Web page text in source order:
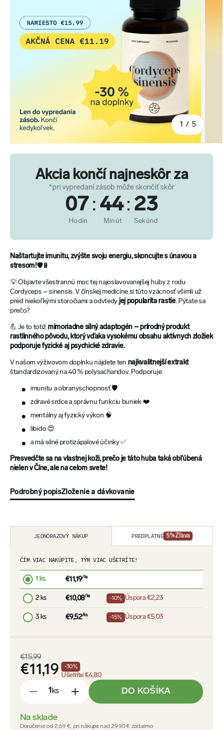
1 / z
5
Akcia končí najneskôr za
*pri vypredaní zásob môže skončiť skôr
07 : 44: 22
Hodín Minút Sekúnd
Naštartujte imunitu, zvýšte svoju energiu, skoncujte s únavou a
stresom!️🛡️🔋
💡 Objavte všestrannú moc tej najoslavovanejšej huby z rodu
Cordyceps – sinensis. V čínskej medicíne si túto vzácnosť všimli už
pred niekoľkými storočiami a odvtedy jej popularita rastie. Pýtate sa
prečo?
💪 Je to totiž mimoriadne silný adaptogén – prírodný produkt
rastlinného pôvodu, ktorý vďaka vysokému obsahu aktívnych zložiek
podporuje fyzické aj psychické zdravie.
V našom výživovom doplnku nájdete ten najkvalitnejší extrakt
štandardizovaný na 40 % polysacharidov. Podporuje:
imunitu a obranyschopnosť 🛡️
zdravé srdce a správnu funkciu buniek ❤️
mentálny aj fyzický výkon 🧠
libido 😍
a má silné protizápalové účinky ✅
Presvedčte sa na vlastnej koži, prečo je táto huba taká obľúbená
nielen v Číne, ale na celom svete!
Podrobný popisZloženie a dávkovanie
JEDNORAZOVÝ NÁKUP PREDPLATNÉ 5% Zľava
ČÍM VIAC NAKÚPITE, TÝM VIAC UŠETRÍTE!
1 ks €11,19/ks
2 ks €10,08/ks -10% Úspora €2,23
3 ks €9,52/ks -15% Úspora €5,03
€11,19
€15,99
-30%
Ušetríte €4,80
- ks DO KOŠÍKA
Na sklade
Doručenie od 2,69 €, pri nákupe nad 29,90 € zadarmo